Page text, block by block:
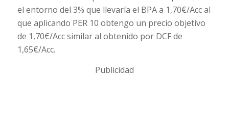
el entorno del 3% que llevaría el BPA a 1,70€/Acc al
que aplicando PER 10 obtengo un precio objetivo
de 1,70€/Acc similar al obtenido por DCF de
1,65€/Acc.
Publicidad